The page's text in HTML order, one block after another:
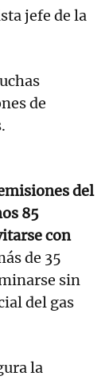
jefe de la
de
del
85
con
de 35
sin
del gas
la